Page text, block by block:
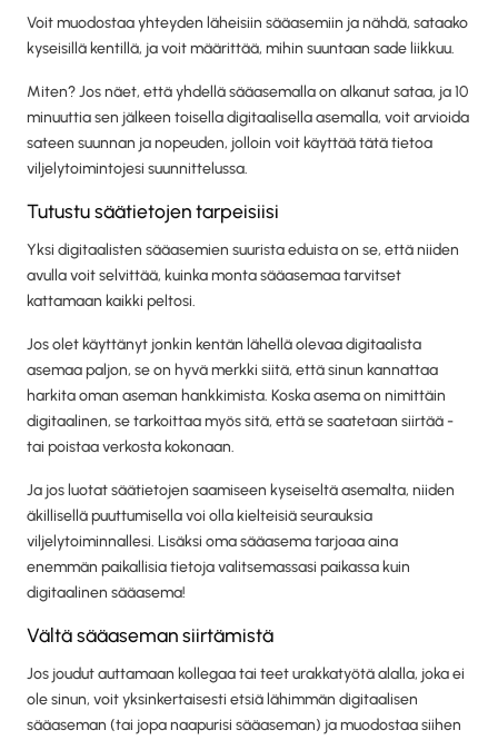
Voit muodostaa yhteyden läheisiin sääasemiin ja nähdä, sataako
kyseisillä kentillä, ja voit määrittää, mihin suuntaan sade liikkuu.
Miten? Jos näet, että yhdellä sääasemalla on alkanut sataa, ja 10
minuuttia sen jälkeen toisella digitaalisella asemalla, voit arvioida
sateen suunnan ja nopeuden, jolloin voit käyttää tätä tietoa
viljelytoimintojesi suunnittelussa.
Tutustu säätietojen tarpeisiisi
Yksi digitaalisten sääasemien suurista eduista on se, että niiden
avulla voit selvittää, kuinka monta sääasemaa tarvitset
kattamaan kaikki peltosi.
Jos olet käyttänyt jonkin kentän lähellä olevaa digitaalista
asemaa paljon, se on hyvä merkki siitä, että sinun kannattaa
harkita oman aseman hankkimista. Koska asema on nimittäin
digitaalinen, se tarkoittaa myös sitä, että se saatetaan siirtää -
tai poistaa verkosta kokonaan.
Ja jos luotat säätietojen saamiseen kyseiseltä asemalta, niiden
äkillisellä puuttumisella voi olla kielteisiä seurauksia
viljelytoiminnallesi. Lisäksi oma sääasema tarjoaa aina
enemmän paikallisia tietoja valitsemassasi paikassa kuin
digitaalinen sääasema!
Vältä sääaseman siirtämistä
Jos joudut auttamaan kollegaa tai teet urakkatyötä alalla, joka ei
ole sinun, voit yksinkertaisesti etsiä lähimmän digitaalisen
sääaseman (tai jopa naapurisi sääaseman) ja muodostaa siihen